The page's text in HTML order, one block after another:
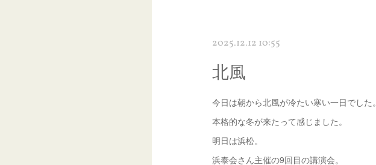
2025.12.12 10:55
北風
今日は朝から北風が冷たい寒い一日でした。
本格的な冬が来たって感じました。
明日は浜松。
浜泰会さん主催の9回目の講演会。